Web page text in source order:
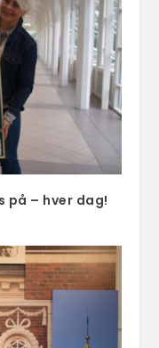
på – hver dag!